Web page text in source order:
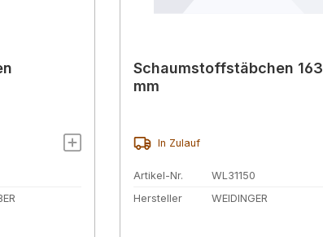
Schaumstoffstäbchen 163
mm
In Zulauf
Artikel-Nr.
WL31150
Hersteller
WEIDINGER